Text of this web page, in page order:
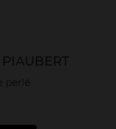
perlé